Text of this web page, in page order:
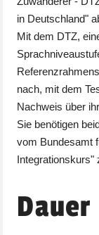
in Deutschland"
Mit dem DTZ,
nach, mit dem
Nachweis über
Sie benötigen
vom Bundesamt
Integrationskurs"
Dauer